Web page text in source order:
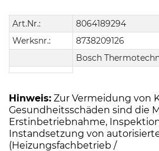
Art.Nr.:
8064189294
Werksnr.:
8738209126
Bosch
Hinweis: Zur Vermeidung von
Gesundheitsschäden sind die
Erstinbetriebnahme,
Instandsetzung von
(Heizungsfachbetrieb /